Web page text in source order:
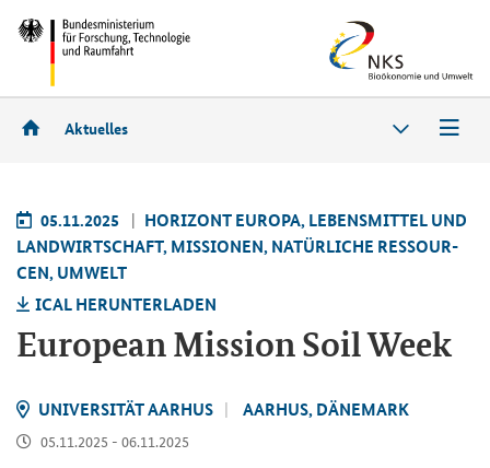
Aktuelles
05.11.2025
HO­RI­ZONT EU­RO­PA, LE­BENS­MIT­TEL UND
LAND­WIRT­SCHAFT, MIS­SIO­NEN, NA­TÜR­LI­CHE RES­SOUR­
CEN, UM­WELT
ICAL HER­UN­TER­LA­DEN
European Mission Soil Week
UNI­VER­SI­TÄT AAR­HUS AAR­HUS, DÄ­NE­MARK
05.11.2025 - 06.11.2025